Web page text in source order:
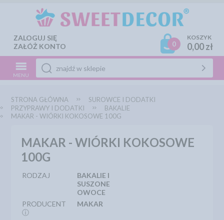
ZALOGUJ SIĘ
ZAŁÓŻ KONTO
0
KOSZYK
0,00 zł
MENU
STRONA GŁÓWNA
SUROWCE I DODATKI
PRZYPRAWY I DODATKI
BAKALIE
MAKAR - WIÓRKI KOKOSOWE 100G
MAKAR - WIÓRKI KOKOSOWE
100G
RODZAJ
BAKALIE I
SUSZONE
OWOCE
PRODUCENT
ⓘ
MAKAR